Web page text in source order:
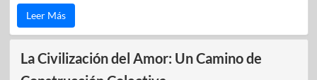
Leer Más
La Civilización del Amor: Un Camino de